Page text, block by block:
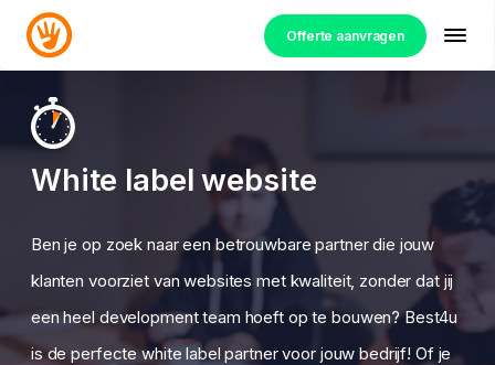
Offerte aanvragen
White label website
Ben je op zoek naar een betrouwbare partner die jouw
klanten voorziet van websites met kwaliteit, zonder dat jij
een heel development team hoeft op te bouwen? Best4u
is de perfecte white label partner voor jouw bedrijf! Of je